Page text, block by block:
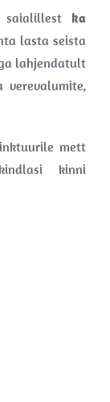
saialillest ka
lasta seista
lahjendatult
verevalumite,
mett
kinni